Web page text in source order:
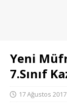
Yeni
7.Sınıf
17 Ağustos 2017